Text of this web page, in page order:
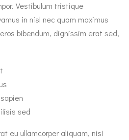
Vestibulum tristique
in nisl nec quam maximus
bibendum, dignissim erat sed,
sed
eu ullamcorper aliquam, nisi